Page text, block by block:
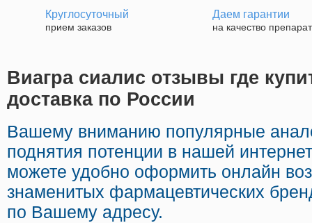
Круглосуточный
прием заказов
Даем гарантии
на качество
Виагра сиалис отзывы где
доставка по России
Вашему вниманию популярные
поднятия потенции в нашей
можете удобно оформить онлайн
знаменитых фармацевтических
по Вашему адресу.